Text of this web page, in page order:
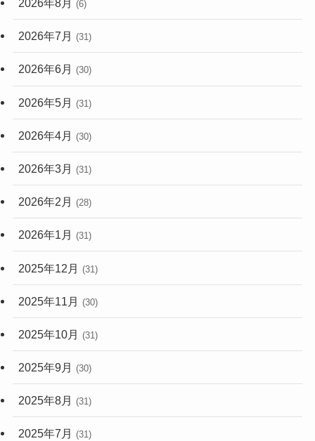
(248)
2026年8月 (6)
2026年7月 (31)
2026年6月 (30)
2026年5月 (31)
2026年4月 (30)
2026年3月 (31)
2026年2月 (28)
2026年1月 (31)
2025年12月 (31)
2025年11月 (30)
2025年10月 (31)
2025年9月 (30)
2025年8月 (31)
2025年7月 (31)